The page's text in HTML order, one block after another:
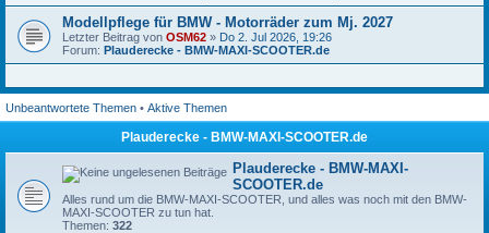
Modellpflege für BMW - Motorräder zum Mj. 2027
Letzter Beitrag von OSM62 » Do 2. Jul 2026, 19:26
Forum: Plauderecke - BMW-MAXI-SCOOTER.de
Unbeantwortete Themen • Aktive Themen
Plauderecke - BMW-MAXI-SCOOTER.de
Plauderecke - BMW-MAXI-
SCOOTER.de
Alles rund um die BMW-MAXI-SCOOTER, und alles was noch mit den BMW-
MAXI-SCOOTER zu tun hat.
Themen: 322